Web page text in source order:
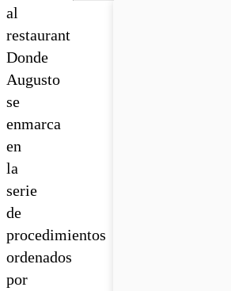
al
restaurant
Donde
Augusto
se
enmarca
en
la
serie
de
procedimientos
ordenados
por